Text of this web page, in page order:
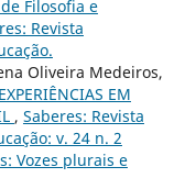
Filosofia e
Revista
Oliveira Medeiros,
EXPERIÊNCIAS EM
, Saberes: Revista
v. 24 n. 2
Vozes plurais e